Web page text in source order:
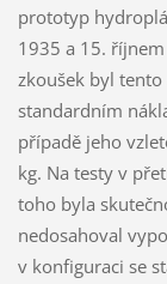
prototyp
1935 a 15.
zkoušek byl
standardním
případě jeho
kg. Na testy v
toho byla
nedosahoval
v konfiguraci se